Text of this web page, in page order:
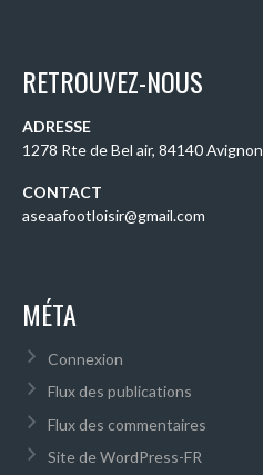
RETROUVEZ-NOUS
ADRESSE
1278 Rte de Bel air, 84140 Avignon
CONTACT
aseaafootloisir@gmail.com
MÉTA
Connexion
Flux des publications
Flux des commentaires
Site de WordPress-FR